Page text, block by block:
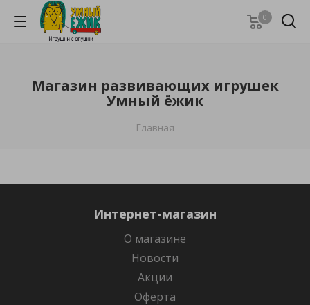
0
Магазин развивающих игрушек
Умный ёжик
Главная
Интернет-магазин
О магазине
Новости
Акции
Оферта